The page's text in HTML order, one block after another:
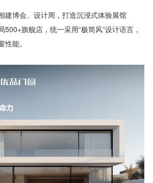
建博会、设计周，打造沉浸式体验展馆
500+旗舰店，统一采用“极简风”设计语言，
能。